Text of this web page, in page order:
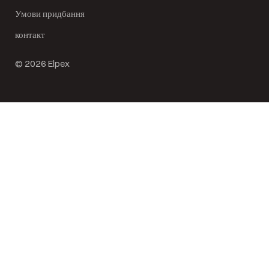
Умови придбання
контакт
© 2026 Elpex